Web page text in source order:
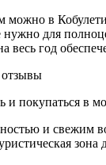
в
для
весь год
покупаться в
и